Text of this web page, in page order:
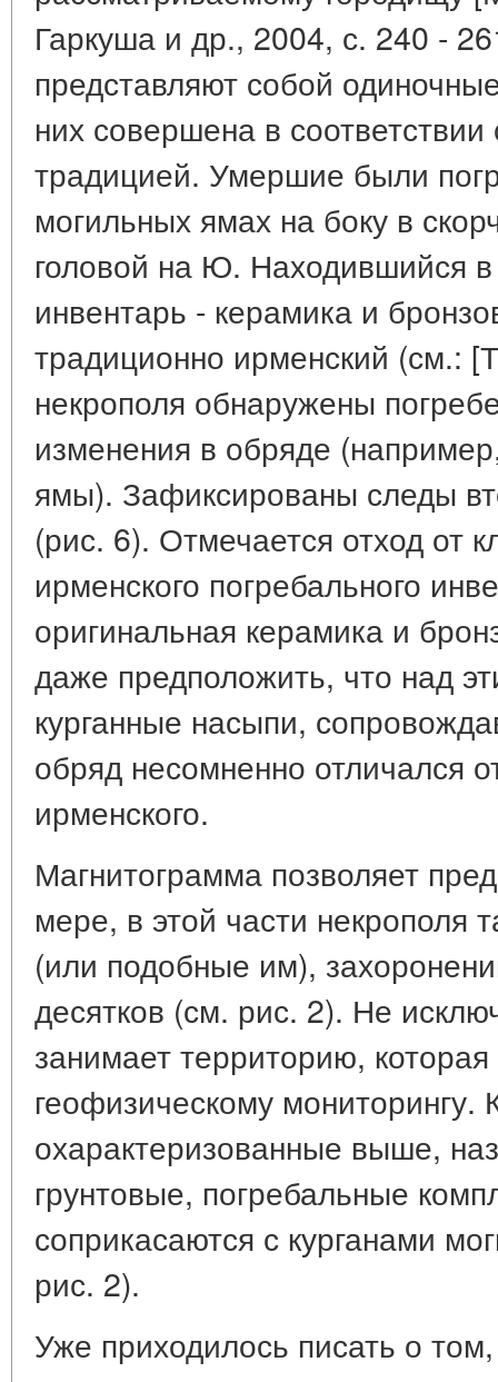
Гаркуша и др., 2004, с. 240 -
представляют собой
них совершена в
традицией. Умершие были
могильных ямах на боку в
головой на Ю. Находившийся
инвентарь - керамика и
традиционно ирменский (см.:
некрополя обнаружены
изменения в обряде
ямы). Зафиксированы следы
(рис. 6). Отмечается отход от
ирменского погребального
оригинальная керамика и
даже предположить, что над
курганные насыпи,
обряд несомненно отличался
ирменского.
Магнитограмма позволяет
мере, в этой части некрополя
(или подобные им),
десятков (см. рис. 2). Не
занимает территорию,
геофизическому мониторингу.
охарактеризованные выше,
грунтовые, погребальные
соприкасаются с курганами
рис. 2).
Уже приходилось писать о